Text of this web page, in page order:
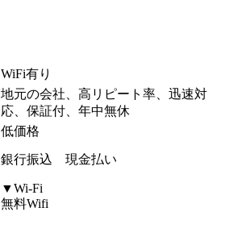
WiFi有り
地元の会社、高リピート率、迅速対
応、保証付、年中無休
低価格
銀行振込 現金払い
▼Wi-Fi
無料Wifi